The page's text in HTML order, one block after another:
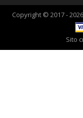
Copyright © 2017 -
Sito